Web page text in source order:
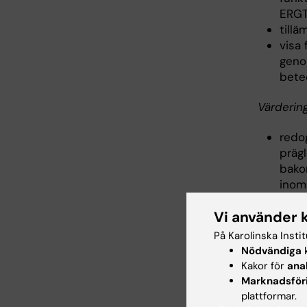
visa
Vi använder
På Karolinska
Nödvändiga
Kakor för
plattformar.